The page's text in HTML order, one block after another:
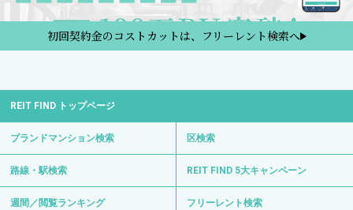
初回契約金のコストカットは、フリーレント検索へ
REIT FIND トップページ
ブランドマンション検索 区検索
路線・駅検索 REIT FIND 5大キャンペーン
週間／閲覧ランキング フリーレント検索